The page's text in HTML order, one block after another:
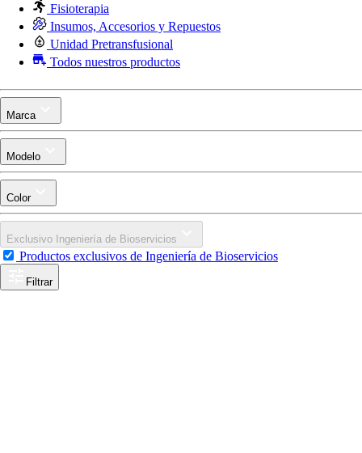
Fisioterapia
Insumos, Accesorios y Repuestos
Unidad Pretransfusional
Todos nuestros productos
Marca
Modelo
Color
Exclusivo Ingeniería de Bioservicios
Productos exclusivos de Ingeniería de Bioservicios
Filtrar